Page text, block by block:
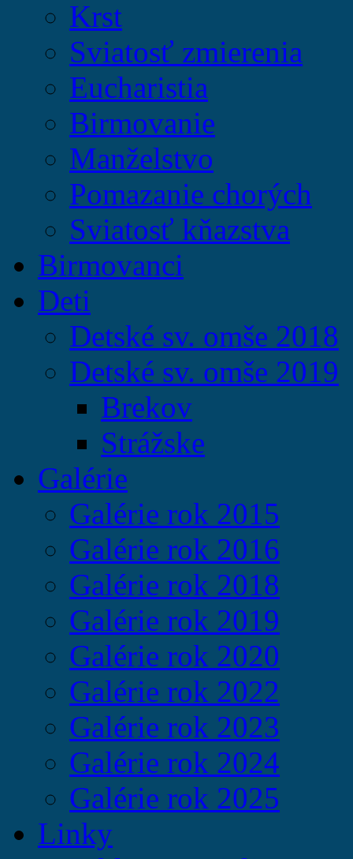
Krst
Sviatosť zmierenia
Eucharistia
Birmovanie
Manželstvo
Pomazanie chorých
Sviatosť kňazstva
Birmovanci
Deti
Detské sv. omše 2018
Detské sv. omše 2019
Brekov
Strážske
Galérie
Galérie rok 2015
Galérie rok 2016
Galérie rok 2018
Galérie rok 2019
Galérie rok 2020
Galérie rok 2022
Galérie rok 2023
Galérie rok 2024
Galérie rok 2025
Linky